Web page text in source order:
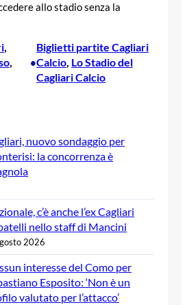
allo stadio senza la
•
Biglietti partite Cagliari
Calcio, Lo Stadio del
Cagliari Calcio
nuovo sondaggio per
la concorrenza è
c’è anche l’ex Cagliari
nello staff di Mancini
2026
interesse del Como per
Esposito: ‘Non è un
valutato per l’attacco’